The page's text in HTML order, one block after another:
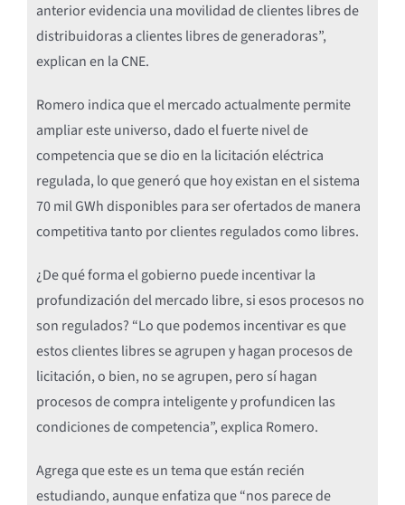
anterior evidencia una movilidad de clientes libres de
distribuidoras a clientes libres de generadoras”,
explican en la CNE.
Romero indica que el mercado actualmente permite
ampliar este universo, dado el fuerte nivel de
competencia que se dio en la licitación eléctrica
regulada, lo que generó que hoy existan en el sistema
70 mil GWh disponibles para ser ofertados de manera
competitiva tanto por clientes regulados como libres.
¿De qué forma el gobierno puede incentivar la
profundización del mercado libre, si esos procesos no
son regulados? “Lo que podemos incentivar es que
estos clientes libres se agrupen y hagan procesos de
licitación, o bien, no se agrupen, pero sí hagan
procesos de compra inteligente y profundicen las
condiciones de competencia”, explica Romero.
Agrega que este es un tema que están recién
estudiando, aunque enfatiza que “nos parece de